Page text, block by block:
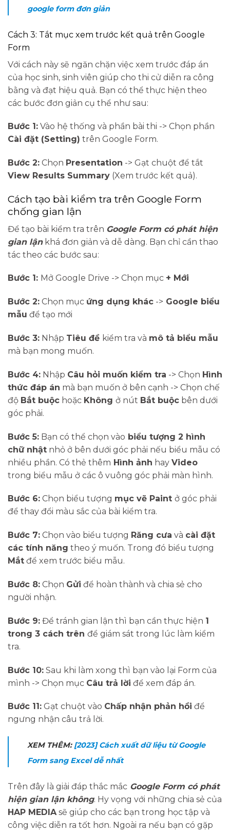
google form đơn giản
Cách 3: Tắt mục xem trước kết quả trên Google
Form
Với cách này sẽ ngăn chặn việc xem trước đáp án
của học sinh, sinh viên giúp cho thi cử diễn ra công
bằng và đạt hiệu quả. Bạn có thể thực hiện theo
các bước đơn giản cụ thể như sau:
Bước 1: Vào hệ thống và phần bài thi -> Chọn phần
Cài đặt (Setting) trên Google Form.
Bước 2: Chọn Presentation -> Gạt chuột để tắt
View Results Summary (Xem trước kết quả).
Cách tạo bài kiểm tra trên Google Form
chống gian lận
Để tạo bài kiểm tra trên Google Form có phát hiện
gian lậnkhá đơn giản và dễ dàng. Bạn chỉ cần thao
tác theo các bước sau:
Bước 1: Mở Google Drive -> Chọn mục + Mới
Bước 2: Chọn mục ứng dụng khác -> Google biểu
mẫu để tạo mới
Bước 3: Nhập Tiêu đề kiểm tra và mô tả biểu mẫu
mà bạn mong muốn.
Bước 4: Nhập Câu hỏi muốn kiểm tra -> Chọn Hình
thức đáp án mà bạn muốn ở bên cạnh -> Chọn chế
độ Bắt buộc hoặc Không ở nút Bắt buộc bên dưới
góc phải.
Bước 5: Bạn có thể chọn vào biểu tượng 2 hình
chữ nhật nhỏ ở bên dưới góc phải nếu biểu mẫu có
nhiều phần. Có thẻ thêm Hình ảnh hay Video
trong biểu mẫu ở các ô vuông góc phải màn hình.
Bước 6: Chọn biểu tượng mục vẽ Paint ở góc phải
để thay đổi màu sắc của bài kiểm tra.
Bước 7: Chọn vào biểu tượng Răng cưa và cài đặt
các tính năng theo ý muốn. Trong đó biểu tượng
Mắt để xem trước biểu mẫu.
Bước 8: Chọn Gửi để hoàn thành và chia sẻ cho
người nhận.
Bước 9: Để tránh gian lận thì bạn cần thực hiện 1
trong 3 cách trên để giám sát trong lúc làm kiểm
tra.
Bước 10: Sau khi làm xong thì bạn vào lại Form của
mình -> Chọn mục Câu trả lời để xem đáp án.
Bước 11: Gạt chuột vào Chấp nhận phản hồi để
ngưng nhận câu trả lời.
XEM THÊM: [2023] Cách xuất dữ liệu từ Google
Form sang Excel dễ nhất
Trên đây là giải đáp thắc mắc Google Form có phát
hiện gian lận không. Hy vọng với những chia sẻ của
HAP MEDIAsẽ giúp cho các bạn trong học tập và
công việc diễn ra tốt hơn. Ngoài ra nếu bạn có gặp